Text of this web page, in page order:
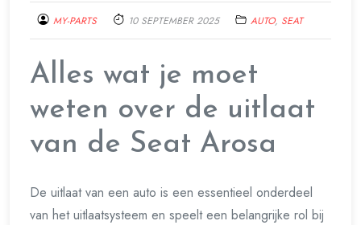
MY-PARTS 10 SEPTEMBER 2025 AUTO, SEAT
Alles wat je moet
weten over de uitlaat
van de Seat Arosa
De uitlaat van een auto is een essentieel onderdeel
van het uitlaatsysteem en speelt een belangrijke rol bij